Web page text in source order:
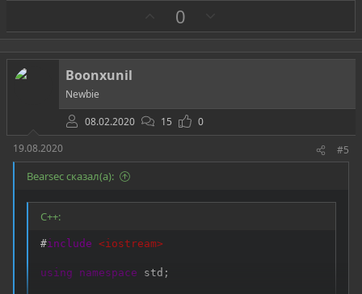
а
0
р
о
в
Boonxunil
Newbie
08.02.2020
15
0
19.08.2020
#5
Bearsec сказал(а):
C++:
#include <iostream>
using namespace std ;